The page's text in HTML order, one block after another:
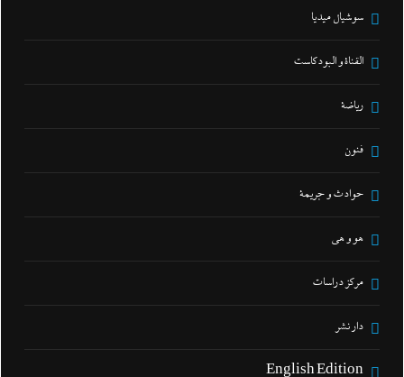
سوشيال ميديا
القناة و البودكاست
رياضة
فنون
حوادث و جريمة
هو و هي
مركز دراسات
دار نشر
English Edition